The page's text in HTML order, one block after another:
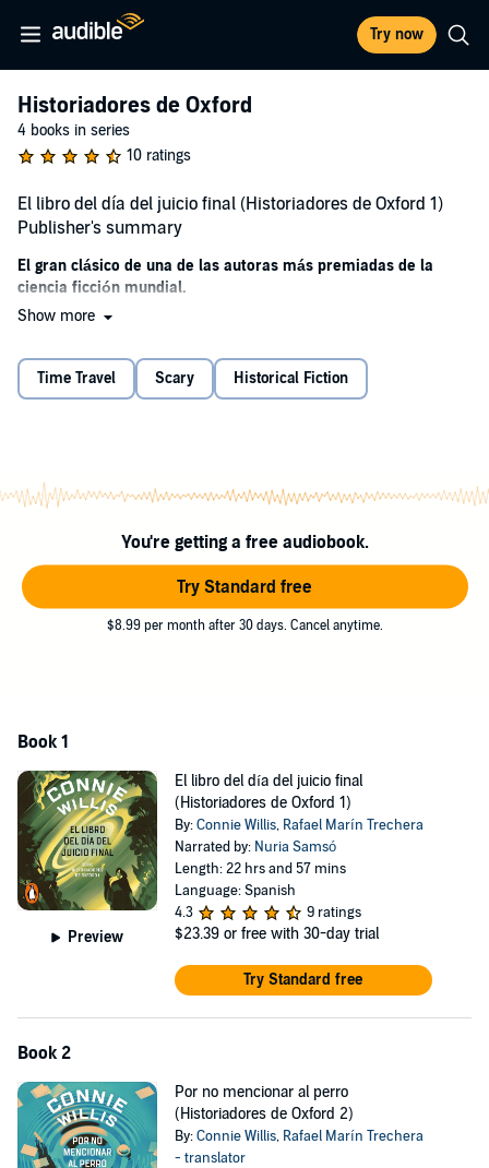
Try now
Historiadores de Oxford
4 books in series
10 ratings
El libro del día del juicio final (Historiadores de Oxford 1)
Publisher's summary
El gran clásico de una de las autoras más premiadas de la
ciencia ficción mundial.
Una de las mejores novelas sobre pandemias jamás escrita.
El libro del día del juicio final(1992) es uno de los mejores libros
sobre pandemias que se han escrito, galardonado con los premios
Hugo, Locus y Nebula a la mejor novela. En él, una historiadora de la
especialmente virulenta se extiende en la Inglaterra de mediados del
siglo XXI. ¿Acaso los viajeros del tiempo han infectado su propio
mundo? La protagonista, en el pasado, y sus colegas, en el futuro,
explora cómo responde el ser humano ante el sufrimiento generado
por unacatástrofe desconocida.
Editorial, S.A.U.
Show more
Time Travel Scary Historical Fiction
You're getting a free audiobook.
Try Standard free
$8.99 per month after 30 days. Cancel anytime.
Book 1
Preview
El libro del día del juicio final
(Historiadores de Oxford 1)
By:Connie Willis, Rafael Marín Trechera
Narrated by: Nuria Samsó
Length: 22 hrs and 57 mins
Language: Spanish
4.3
9 ratings
$23.39 or free with 30-day trial
Try Standard free
Book 2
Por no mencionar al perro
(Historiadores de Oxford 2)
By:Connie Willis, Rafael Marín Trechera
- translator